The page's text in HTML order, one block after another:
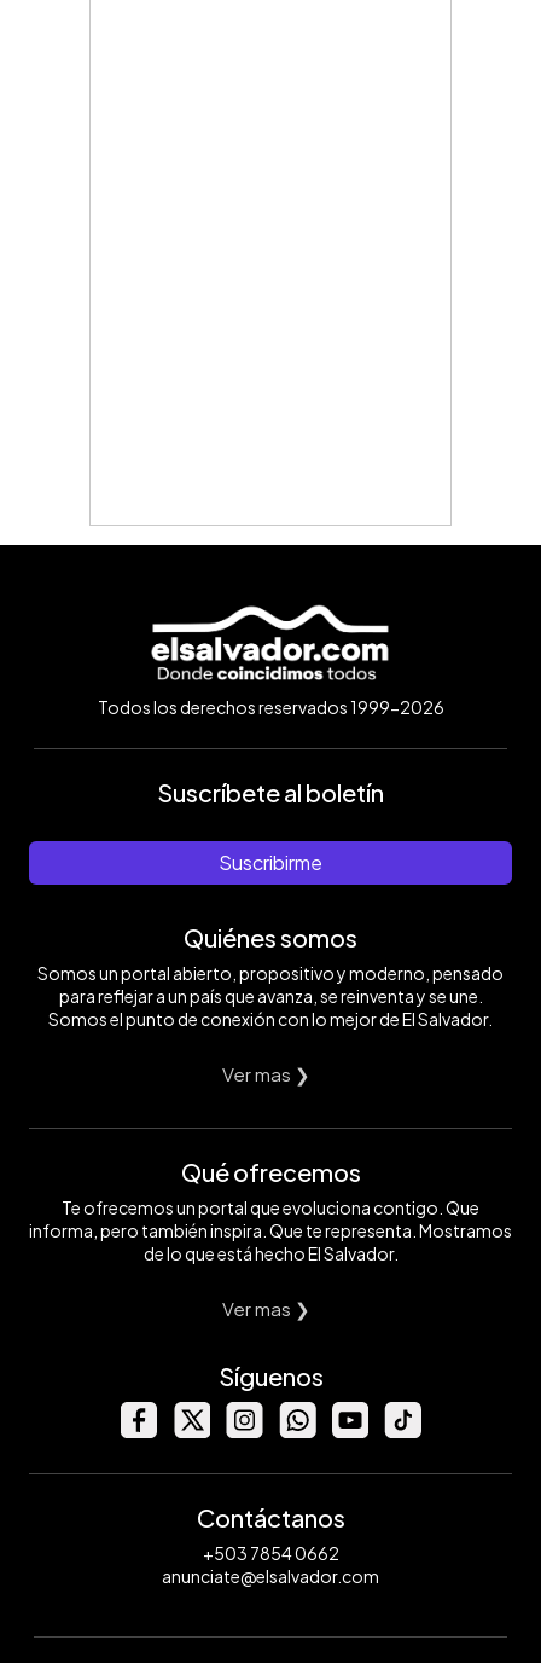
Todos los derechos reservados 1999-2026
Suscríbete al boletín
Suscribirme
Quiénes somos
Somos un portal abierto, propositivo y moderno, pensado
para reflejar a un país que avanza, se reinventa y se une.
Somos el punto de conexión con lo mejor de El Salvador.
Ver mas ❯
Qué ofrecemos
Te ofrecemos un portal que evoluciona contigo. Que
informa, pero también inspira. Que te representa. Mostramos
de lo que está hecho El Salvador.
Ver mas ❯
Síguenos
Contáctanos
+503 7854 0662
anunciate@elsalvador.com